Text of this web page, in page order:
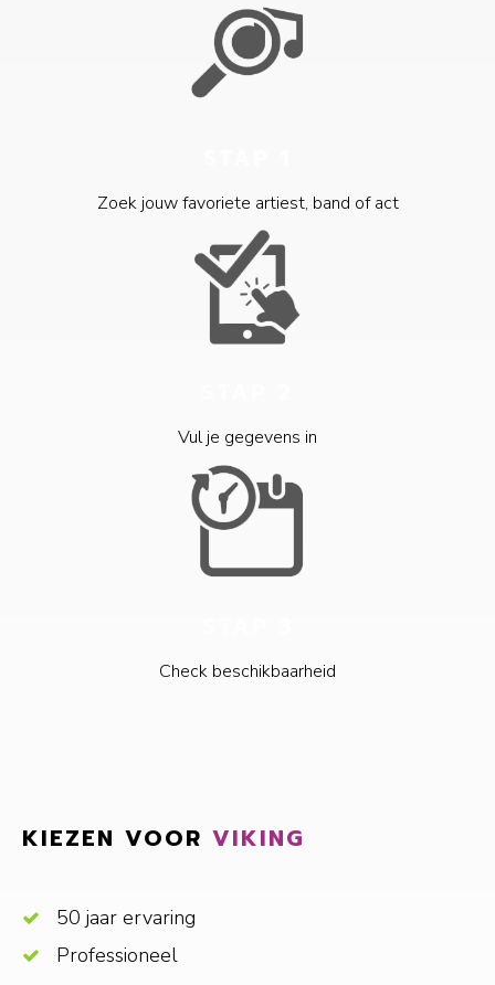
Zoek jouw favoriete artiest, band of act
Vul je gegevens in
Check beschikbaarheid
KIEZEN VOOR VIKING
50 jaar ervaring
Professioneel